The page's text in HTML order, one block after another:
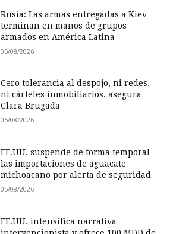
Rusia: Las armas entregadas a Kiev
terminan en manos de grupos
armados en América Latina
05/08/2026
Cero tolerancia al despojo, ni redes,
ni cárteles inmobiliarios, asegura
Clara Brugada
05/08/2026
EE.UU. suspende de forma temporal
las importaciones de aguacate
michoacano por alerta de seguridad
05/08/2026
EE.UU. intensifica narrativa